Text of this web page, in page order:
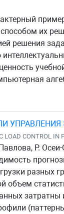
их
решения
LOAD CONTROL IN
Р. Осеи-
разных
объем
затратны